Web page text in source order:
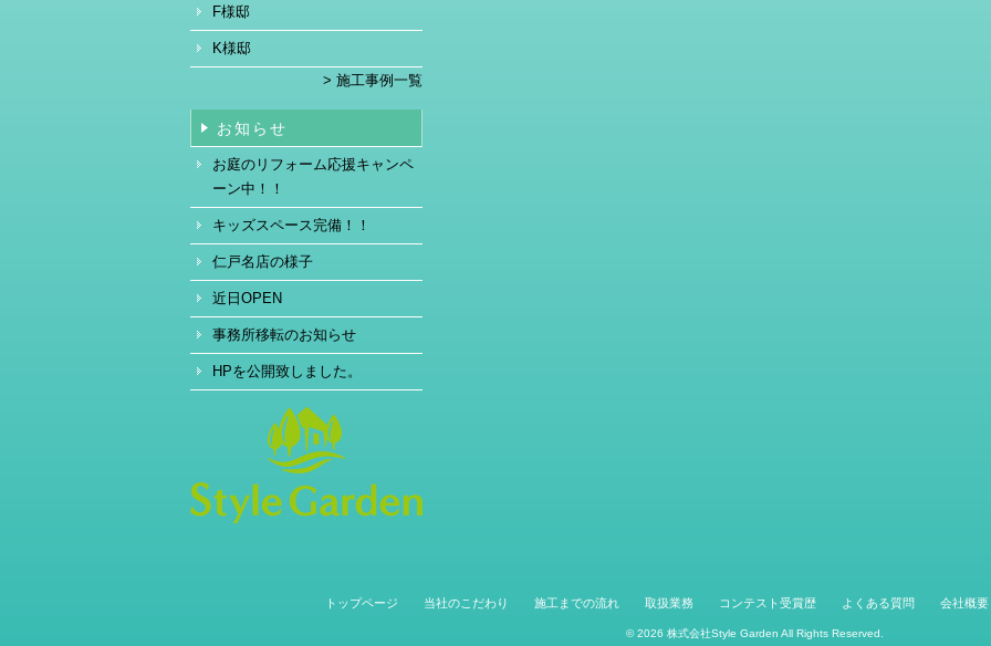
F様邸
K様邸
> 施工事例一覧
お知らせ
お庭のリフォーム応援キャンペ
ーン中！！
キッズスペース完備！！
仁戸名店の様子
近日OPEN
事務所移転のお知らせ
HPを公開致しました。
トップページ 当社のこだわり 施工までの流れ 取扱業務 コンテスト受賞歴 よくある質問 会社概要
© 2026 株式会社Style Garden All Rights Reserved.